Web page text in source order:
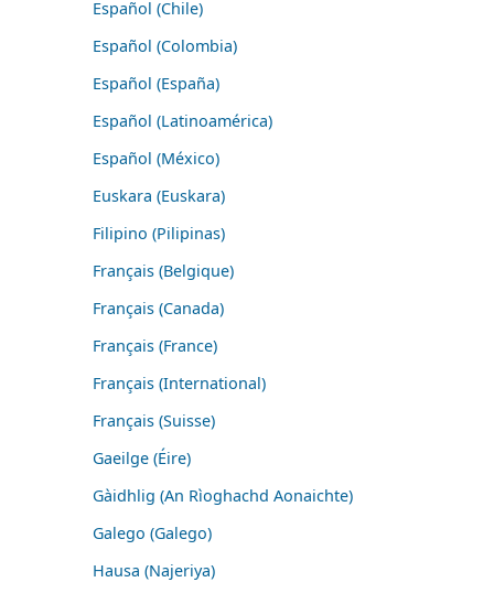
Español (Chile)
Español (Colombia)
Español (España)
Español (Latinoamérica)
Español (México)
Euskara (Euskara)
Filipino (Pilipinas)
Français (Belgique)
Français (Canada)
Français (France)
Français (International)
Français (Suisse)
Gaeilge (Éire)
Gàidhlig (An Rìoghachd Aonaichte)
Galego (Galego)
Hausa (Najeriya)